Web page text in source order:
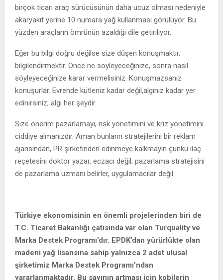
birçok ticari araç sürücüsünün daha ucuz olması nedeniyle
akaryakıt yerine 10 numara yağ kullanması görülüyor. Bu
yüzden araçların ömrünün azaldığı dile getiriliyor.
Eğer bu bilgi doğru değilse size düşen konuşmaktır,
bilgilendirmektir. Önce ne söyleyeceğinize, sonra nasıl
söyleyeceğinize karar vermelisiniz. Konuşmazsanız
konuşurlar. Evrende kütleniz kadar değil,algınız kadar yer
edinirsiniz; algı her şeydir.
Size önerim pazarlamayı, risk yönetimini ve kriz yönetimini
ciddiye almanızdır. Aman bunların stratejilerini bir reklam
ajansından, PR şirketinden edinmeye kalkmayın çünkü ilaç
reçetesini doktor yazar, eczacı değil; pazarlama stratejisini
de pazarlama uzmanı belirler, uygulamacılar değil.
Türkiye ekonomisinin en önemli projelerinden biri de
T.C. Ticaret Bakanlığı çatısında var olan Turquality ve
Marka Destek Programı’dır. EPDK’dan yürürlükte olan
madeni yağ lisansına sahip yalnızca 2 adet ulusal
şirketimiz Marka Destek Programı’ndan
yararlanmaktadır. Bu sayının artması için kobilerin